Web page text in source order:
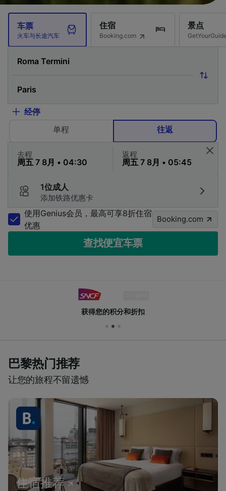
车票
火车与长途汽车
住宿
Booking.com
景点
经停
单程
往返
去程 返程
1位成人
添加铁路优惠卡
使用Genius会员，最高可享8折住宿
优惠
Booking.com
查找便宜车票
获得您的积分和折扣
巴黎热门推荐
让您的旅程不留遗憾
住宿推荐